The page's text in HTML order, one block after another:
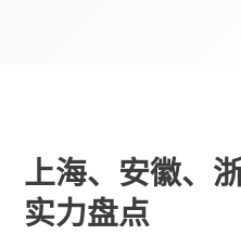
上海、安徽、
实力盘点